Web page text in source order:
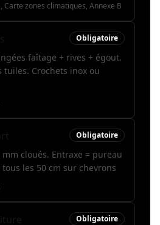
Carte zones climatiques, Annexe B
Obligatoire
faîtage + rives + égout.
tuiles. Crochets inox ou
Obligatoire
cloués. Entraxe = pureau
les 50 cm sur chevrons
Obligatoire